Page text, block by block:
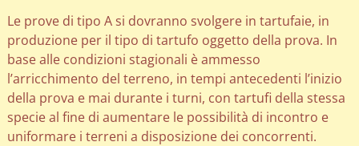
Le prove di tipo A si dovranno svolgere in tartufaie, in
produzione per il tipo di tartufo oggetto della prova. In
base alle condizioni stagionali è ammesso
l’arricchimento del terreno, in tempi antecedenti l’inizio
della prova e mai durante i turni, con tartufi della stessa
specie al fine di aumentare le possibilità di incontro e
uniformare i terreni a disposizione dei concorrenti.